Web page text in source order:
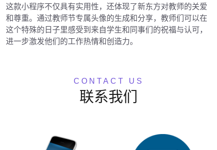
这款小程序不仅具有实用性，还体现了新东方对教师的关爱
和尊重。通过教师节专属头像的生成和分享，教师们可以在
这个特殊的日子里感受到来自学生和同事们的祝福与认可，
进一步激发他们的工作热情和创造力。
CONTACT US
联系我们